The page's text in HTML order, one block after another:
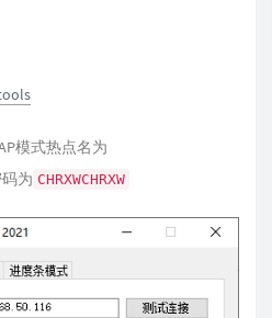
模式热点名为
码为 CHRXWCHRXW